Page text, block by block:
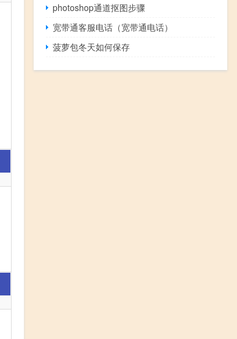
photoshop通道抠图步骤
宽带通客服电话（宽带通电话）
菠萝包冬天如何保存